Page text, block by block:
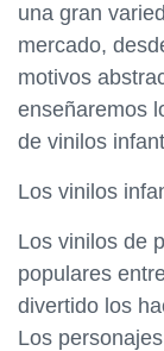
una gran
mercado,
motivos
enseñaremos
de vinilos
Los vinilos
Los vinilos de
populares
divertido los
Los